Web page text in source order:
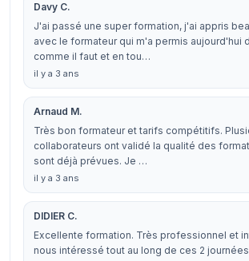
Davy C.
J'ai passé une super formation, j'ai appris
avec le formateur qui m'a permis aujourd'hui
comme il faut et en tou…
il y a 3 ans
Arnaud M.
Très bon formateur et tarifs compétitifs.
collaborateurs ont validé la qualité des
sont déjà prévues. Je …
il y a 3 ans
DIDIER C.
Excellente formation. Très professionnel et
nous intéressé tout au long de ces 2